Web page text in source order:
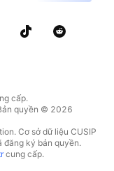
cấp.
quyền © 2026
Cơ sở dữ liệu CUSIP
đăng ký bản quyền.
cung cấp.